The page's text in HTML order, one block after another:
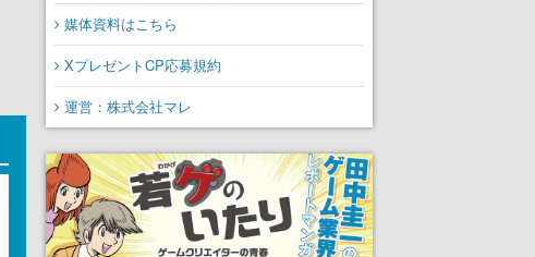
媒体資料はこちら
XプレゼントCP応募規約
運営：株式会社マレ